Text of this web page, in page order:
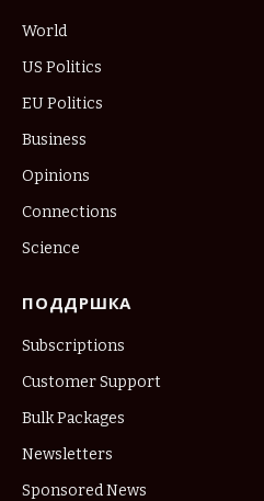
World
US Politics
EU Politics
Business
Opinions
Connections
Science
ПОДДРШКА
Subscriptions
Customer Support
Bulk Packages
Newsletters
Sponsored News